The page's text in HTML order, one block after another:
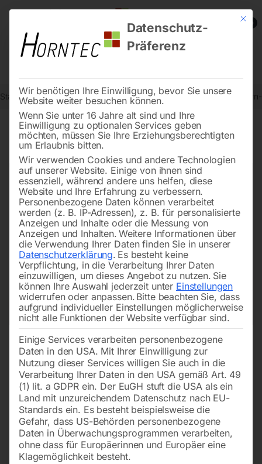
0
Start Drucklufttechnologie Palettenaggregate Schlüssel für
Schlüssel für Stern-Dreieck-
Mit
Datenschutz-
Präferenz
Wir benötigen Ihre Einwilligung, bevor Sie unsere
Website weiter besuchen können.
Wenn Sie unter 16 Jahre alt sind und Ihre
Einwilligung zu optionalen Services geben
möchten, müssen Sie Ihre Erziehungsberechtigten
um Erlaubnis bitten.
Wir verwenden Cookies und andere Technologien
auf unserer Website. Einige von ihnen sind
essenziell, während andere uns helfen, diese
Website und Ihre Erfahrung zu verbessern.
Personenbezogene Daten können verarbeitet
werden (z. B. IP-Adressen), z. B. für personalisierte
Anzeigen und Inhalte oder die Messung von
Anzeigen und Inhalten. Weitere Informationen über
die Verwendung Ihrer Daten finden Sie in unserer
Datenschutzerklärung. Es besteht keine
Verpflichtung, in die Verarbeitung Ihrer Daten
einzuwilligen, um dieses Angebot zu nutzen. Sie
können Ihre Auswahl jederzeit unter Einstellungen
widerrufen oder anpassen. Bitte beachten Sie, dass
aufgrund individueller Einstellungen möglicherweise
nicht alle Funktionen der Website verfügbar sind.
Einige Services verarbeiten personenbezogene
Daten in den USA. Mit Ihrer Einwilligung zur
Nutzung dieser Services willigen Sie auch in die
Verarbeitung Ihrer Daten in den USA gemäß Art. 49
(1) lit. a GDPR ein. Der EuGH stuft die USA als ein
Land mit unzureichendem Datenschutz nach EU-
Standards ein. Es besteht beispielsweise die
Gefahr, dass US-Behörden personenbezogene
Daten in Überwachungsprogrammen verarbeiten,
ohne dass für Europäerinnen und Europäer eine
Klagemöglichkeit besteht.